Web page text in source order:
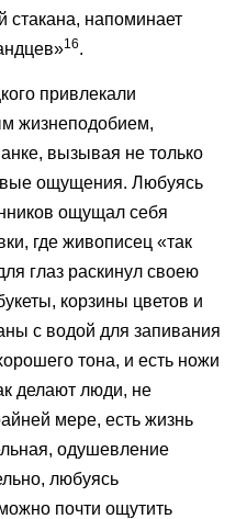
стакана, напоминает
16.
привлекали
жизнеподобием,
вызывая не только
ощущения. Любуясь
ощущал себя
где живописец «так
глаз раскинул своею
корзины цветов и
с водой для запивания
тона, и есть ножи
делают люди, не
мере, есть жизнь
одушевление
любуясь
почти ощутить